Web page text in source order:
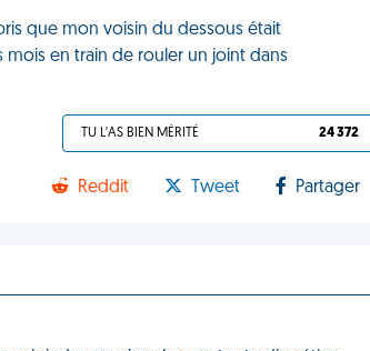
que mon voisin du dessous était
mois en train de rouler un joint dans
TU L'AS BIEN MÉRITÉ 24 372
Reddit Tweet Partager